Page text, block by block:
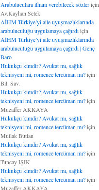
Arabuluculara ilham verebilecek sözleriçin
Av.Kayhan Selek
AİHM Türkiye’yi aile uyuşmazlıklarında
arabuluculuğu uygulamaya çağırdıiçin
AİHM Türkiye’yi aile uyuşmazlıklarında
arabuluculuğu uygulamaya çağırdı | Genç
Baro
Hukukçu kimdir? Avukat mı, sağlık
teknisyeni mi, romence tercüman mı?için
Bil. Sav.
Hukukçu kimdir? Avukat mı, sağlık
teknisyeni mi, romence tercüman mı?için
Muzaffer AKKAYA
Hukukçu kimdir? Avukat mı, sağlık
teknisyeni mi, romence tercüman mı?için
Mutlak Butlan
Hukukçu kimdir? Avukat mı, sağlık
teknisyeni mi, romence tercüman mı?için
Tuncay IŞIK
Hukukçu kimdir? Avukat mı, sağlık
teknisyeni mi, romence tercüman mı?için
Muzaffer AKKAYA